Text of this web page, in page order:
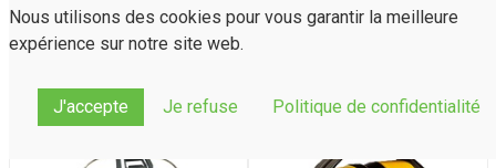
Bouchons anti-bruit PU de
rechange (pour PAB30)
Nous utilisons des cookies pour vous garantir la meilleure
expérience sur notre site web.
J'accepte Je refuse Politique de confidentialité